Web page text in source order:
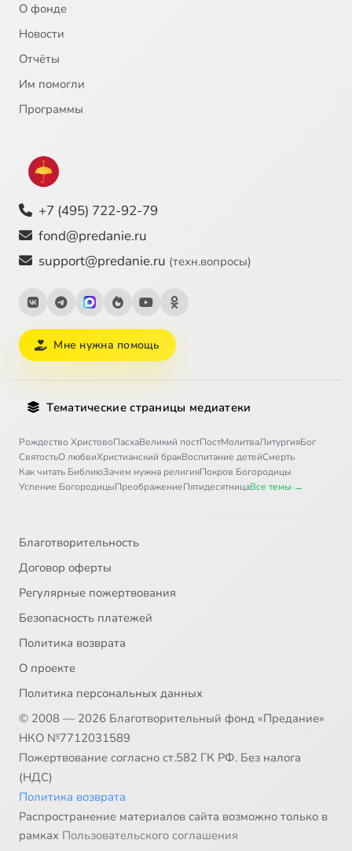
О фонде
Новости
Отчёты
Им помогли
Программы
+7 (495) 722-92-79
fond@predanie.ru
support@predanie.ru (техн.вопросы)
Мне нужна помощь
Тематические страницы медиатеки
Рождество ХристовоПасхаВеликий постПостМолитваЛитургияБог
СвятостьО любвиХристианский бракВоспитание детейСмерть
Как читать БиблиюЗачем нужна религияПокров Богородицы
Успение БогородицыПреображениеПятидесятницаВсе темы →
Благотворительность
Договор оферты
Регулярные пожертвования
Безопасность платежей
Политика возврата
О проекте
Политика персональных данных
© 2008 — 2026 Благотворительный фонд «Предание»
НКО №7712031589
Пожертвование согласно ст.582 ГК РФ. Без налога
(НДС)
Политика возврата
Распространение материалов сайта возможно только в
рамках Пользовательского соглашения